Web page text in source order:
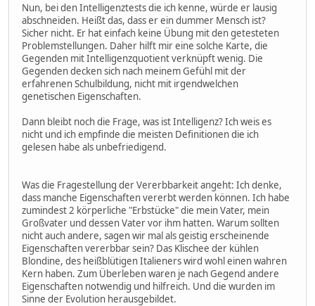
Nun, bei den Intelligenztests die ich kenne, würde er lausig
abschneiden. Heißt das, dass er ein dummer Mensch ist?
Sicher nicht. Er hat einfach keine Übung mit den getesteten
Problemstellungen. Daher hilft mir eine solche Karte, die
Gegenden mit Intelligenzquotient verknüpft wenig. Die
Gegenden decken sich nach meinem Gefühl mit der
erfahrenen Schulbildung, nicht mit irgendwelchen
genetischen Eigenschaften.
Dann bleibt noch die Frage, was ist Intelligenz? Ich weis es
nicht und ich empfinde die meisten Definitionen die ich
gelesen habe als unbefriedigend.
Was die Fragestellung der Vererbbarkeit angeht: Ich denke,
dass manche Eigenschaften vererbt werden können. Ich habe
zumindest 2 körperliche "Erbstücke" die mein Vater, mein
Großvater und dessen Vater vor ihm hatten. Warum sollten
nicht auch andere, sagen wir mal als geistig erscheinende
Eigenschaften vererbbar sein? Das Klischee der kühlen
Blondine, des heißblütigen Italieners wird wohl einen wahren
Kern haben. Zum Überleben waren je nach Gegend andere
Eigenschaften notwendig und hilfreich. Und die wurden im
Sinne der Evolution herausgebildet.